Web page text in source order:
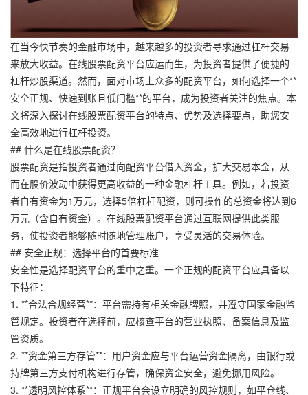
在当今快节奏的金融市场中，越来越多的投资者寻求通过杠杆交易
来放大收益。在线股票配资平台应运而生，为投资者提供了便捷的
杠杆炒股渠道。然而，面对市场上众多的配资平台，如何选择一个**
安全正规、快速到账且低门槛**的平台，成为投资者关注的焦点。本
文将深入探讨在线股票配资平台的特点、优势及选择要点，助您安
全高效地进行杠杆投资。
## 什么是在线股票配资？
股票配资是指投资者通过向配资平台借入资金，扩大交易本金，从
而在股价波动中获得更高收益的一种金融杠杆工具。例如，若投资
者自有资金为1万元，选择5倍杠杆配资，则可操作的总资金将达到6
万元（含自有资金）。在线股票配资平台通过互联网提供此类服
务，使投资者能够随时随地管理账户，享受灵活的交易体验。
## 安全正规：选择平台的首要标准
安全性是选择配资平台的重中之重。一个正规的配资平台应具备以
下特征：
1. **合法合规经营**：平台需持有相关金融牌照，并遵守国家金融监
管规定。投资者在选择前，应核查平台的营业执照、备案信息及监
管资质。
2. **资金第三方存管**：用户资金应与平台运营资金隔离，由银行或
持牌第三方支付机构进行存管，确保资金安全，避免挪用风险。
3. **透明风控体系**：正规平台会设立明确的风控规则，如平仓线、